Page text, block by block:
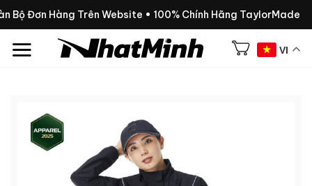
Chuyển
nội
dung
Bộ Đơn Hàng Trên Website • 100% Chính Hãng TaylorMade
VI